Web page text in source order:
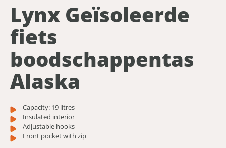
Nederlands
Lynx Geïsoleerde
fiets
boodschappentas
Alaska
Capacity: 19 litres
Insulated interior
Adjustable hooks
Front pocket with zip